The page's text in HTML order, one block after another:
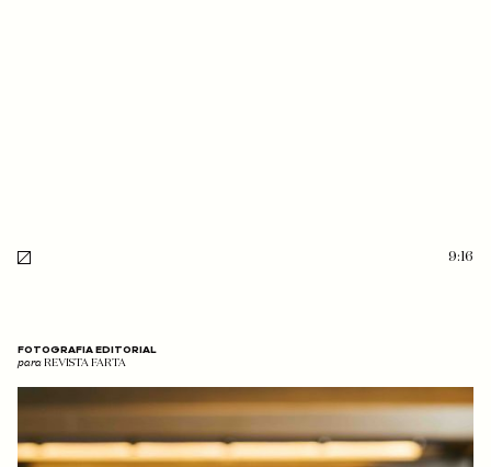
9:16
FOTOGRAFIA EDITORIAL
para REVISTA FARTA